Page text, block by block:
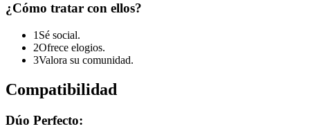
¿Cómo tratar con ellos?
1 Sé social.
2Ofrece elogios.
3Valora su comunidad.
Compatibilidad
Dúo Perfecto: